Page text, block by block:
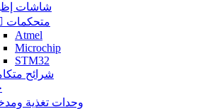
شاشات
متحكمات
Atmel
Microchip
STM32
شرائح
وحدات تغذية